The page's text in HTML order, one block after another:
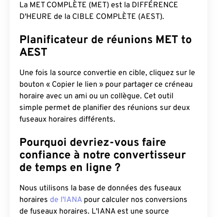
La MET COMPLÈTE (MET) est la DIFFÉRENCE
D'HEURE de la CIBLE COMPLÈTE (AEST).
Planificateur de réunions MET to
AEST
Une fois la source convertie en cible, cliquez sur le
bouton « Copier le lien » pour partager ce créneau
horaire avec un ami ou un collègue. Cet outil
simple permet de planifier des réunions sur deux
fuseaux horaires différents.
Pourquoi devriez-vous faire
confiance à notre convertisseur
de temps en ligne ?
Nous utilisons la base de données des fuseaux
horaires de l'IANA pour calculer nos conversions
de fuseaux horaires. L'IANA est une source